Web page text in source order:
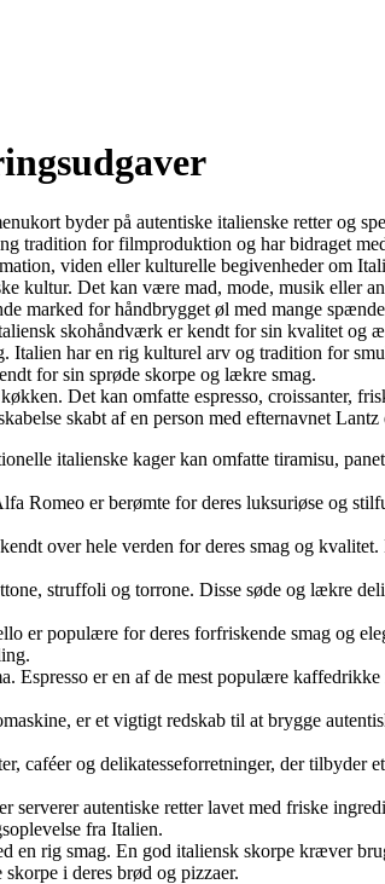
byder på autentiske italienske retter og
tradition for filmproduktion og har bidraget
viden eller kulturelle begivenheder om
kultur. Det kan være mad, mode, musik eller
marked for håndbrygget øl med mange
skohåndværk er kendt for sin kvalitet og
har en rig kulturel arv og tradition for
for sin sprøde skorpe og lækre smag.
Det kan omfatte espresso, croissanter,
skabt af en person med efternavnet
italienske kager kan omfatte tiramisu,
Romeo er berømte for deres luksuriøse og
over hele verden for deres smag og
struffoli og torrone. Disse søde og lækre
populære for deres forfriskende smag og
Espresso er en af de mest populære
er et vigtigt redskab til at brygge
caféer og delikatesseforretninger, der
autentiske retter lavet med friske
fra Italien.
en rig smag. En god italiensk skorpe kræver
i deres brød og pizzaer.